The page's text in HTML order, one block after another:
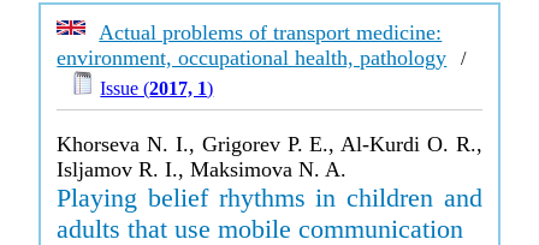
Actual problems of transport medicine:
environment, occupational health, pathology /
Issue (2017, 1)
Khorseva N. I., Grigorev P. E., Al-Kurdi O. R.,
Isljamov R. I., Maksimova N. A.
Playing belief rhythms in children and
adults that use mobile communication